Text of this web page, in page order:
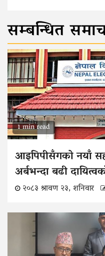
सम्बन्धित
1 min read
आइपिपीसँगको नयाँ
अर्बभन्दा बढी
२०८३ श्रावण २३, शनिवार